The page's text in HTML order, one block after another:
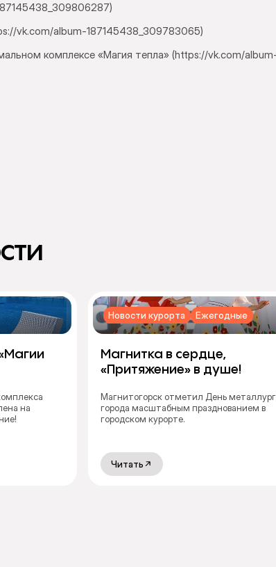
vk.com/album-187145438_309783065)
комплексе «Магия тепла» (https://vk.com/
на
Новости курорта Ежегодные
Магнитка в сердце,
«Притяжение» в душе!
Магнитогорск отметил День
города масштабным празднованием в
городском курорте.
Читать